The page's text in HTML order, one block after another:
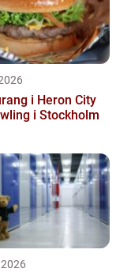
i Heron City
i Stockholm